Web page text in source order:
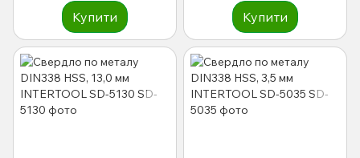
Купити Купити